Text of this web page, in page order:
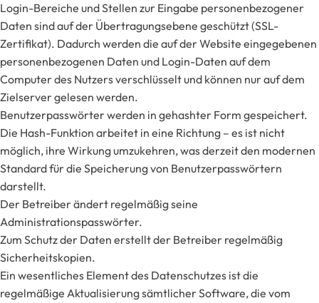
Login-Bereiche und Stellen zur Eingabe personenbezogener
Daten sind auf der Übertragungsebene geschützt (SSL-
Zertifikat). Dadurch werden die auf der Website eingegebenen
personenbezogenen Daten und Login-Daten auf dem
Computer des Nutzers verschlüsselt und können nur auf dem
Zielserver gelesen werden.
Benutzerpasswörter werden in gehashter Form gespeichert.
Die Hash-Funktion arbeitet in eine Richtung – es ist nicht
möglich, ihre Wirkung umzukehren, was derzeit den modernen
Standard für die Speicherung von Benutzerpasswörtern
darstellt.
Der Betreiber ändert regelmäßig seine
Administrationspasswörter.
Zum Schutz der Daten erstellt der Betreiber regelmäßig
Sicherheitskopien.
Ein wesentliches Element des Datenschutzes ist die
regelmäßige Aktualisierung sämtlicher Software, die vom